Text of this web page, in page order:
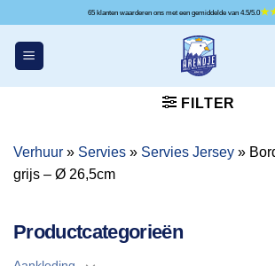
inhoud
65 klanten waarderen ons met een
FILTER
Verhuur » Servies » Servies Jersey »
grijs – Ø 26,5cm
Productcategorieën